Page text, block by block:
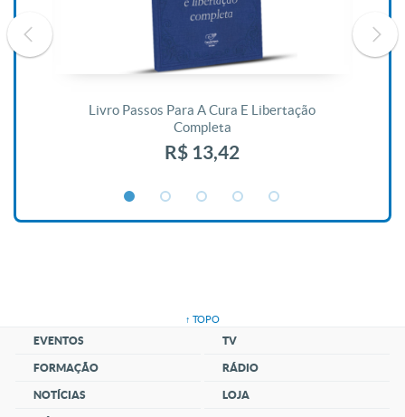
Livro Passos Para A Cura E Libertação
Completa
R$ 13,42
↑ TOPO
EVENTOS
FORMAÇÃO
NOTÍCIAS
TV
RÁDIO
LOJA